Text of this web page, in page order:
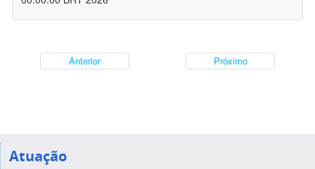
Anterior Próximo
Atuação